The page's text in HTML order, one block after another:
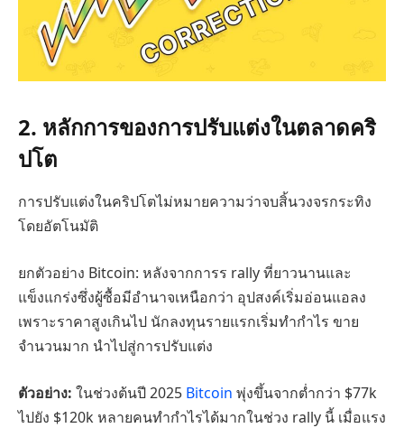
2. หลักการของการปรับแต่งในตลาดคริ
ปโต
การปรับแต่งในคริปโตไม่หมายความว่าจบสิ้นวงจรกระทิง
โดยอัตโนมัติ
ยกตัวอย่าง Bitcoin: หลังจากการร rally ที่ยาวนานและ
แข็งแกร่งซึ่งผู้ซื้อมีอำนาจเหนือกว่า อุปสงค์เริ่มอ่อนแอลง
เพราะราคาสูงเกินไป นักลงทุนรายแรกเริ่มทำกำไร ขาย
จำนวนมาก นำไปสู่การปรับแต่ง
ตัวอย่าง: ในช่วงต้นปี 2025 Bitcoin พุ่งขึ้นจากต่ำกว่า $77k
ไปยัง $120k หลายคนทำกำไรได้มากในช่วง rally นี้ เมื่อแรง